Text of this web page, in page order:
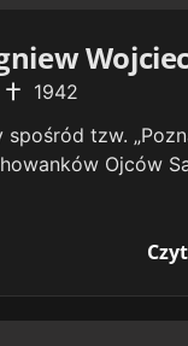
1942
spośród tzw.
Ojców